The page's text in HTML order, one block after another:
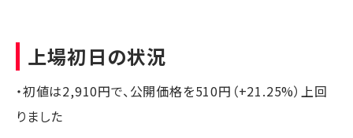
上場初日の状況
・初値は2,910円で、公開価格を510円（+21.25%）上回
りました